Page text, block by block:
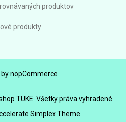
produktov
produkty
bynopCommerce
TUKE. Všetky práva vyhradené.
Simplex Theme